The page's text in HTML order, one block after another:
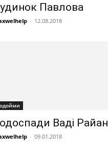
Павлова
- 12.08.2018
Ваді Райан
- 09.01.2018